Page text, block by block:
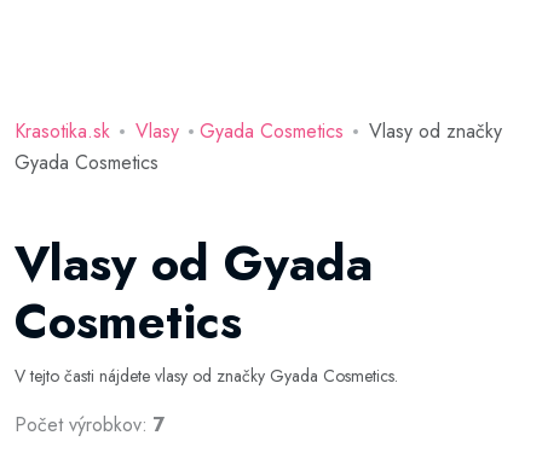
Krasotika.sk Vlasy Gyada Cosmetics
Vlasy od značky
Gyada Cosmetics
Vlasy od Gyada
Cosmetics
V tejto časti nájdete vlasy od značky Gyada Cosmetics.
Počet výrobkov: 7